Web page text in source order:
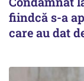
fiindcă s-a
care au dat